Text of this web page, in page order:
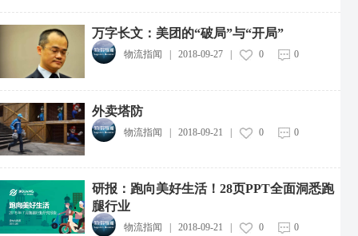
万字长文：美团的“破局”与“开局”
物流指闻 2018-09-27| 0 0
外卖塔防
物流指闻 | 2018-09-21 | 0 0
研报：跑向美好生活！28页PPT全面洞悉跑
腿行业
物流指闻 2018-09-21 0 0